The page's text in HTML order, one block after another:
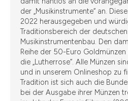
der „Musikinstrumente“ an.
2022 herausgegeben und
Traditionsbereich der
Musikinstrumentenbau. Den
Reihe der 50-Euro
die „Lutherrose“. Alle Münzen
und in unserem Onlineshop zu
Tradition ist sich auch die
bei der Ausgabe ihrer Münzen